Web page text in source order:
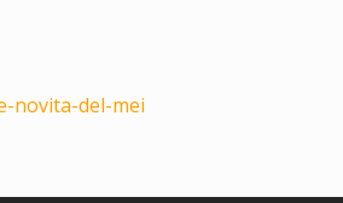
novita-del-mei